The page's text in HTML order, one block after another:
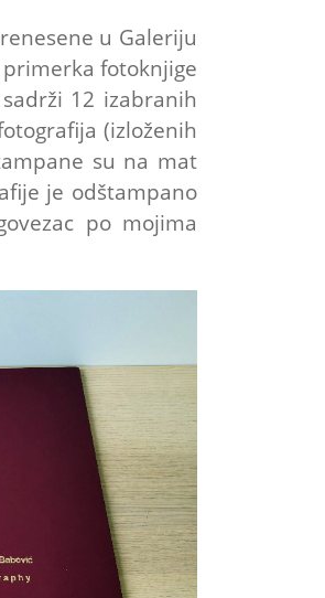
u Galeriju
fotoknjige
12 izabranih
(izloženih
su na mat
je odštampano
po mojima